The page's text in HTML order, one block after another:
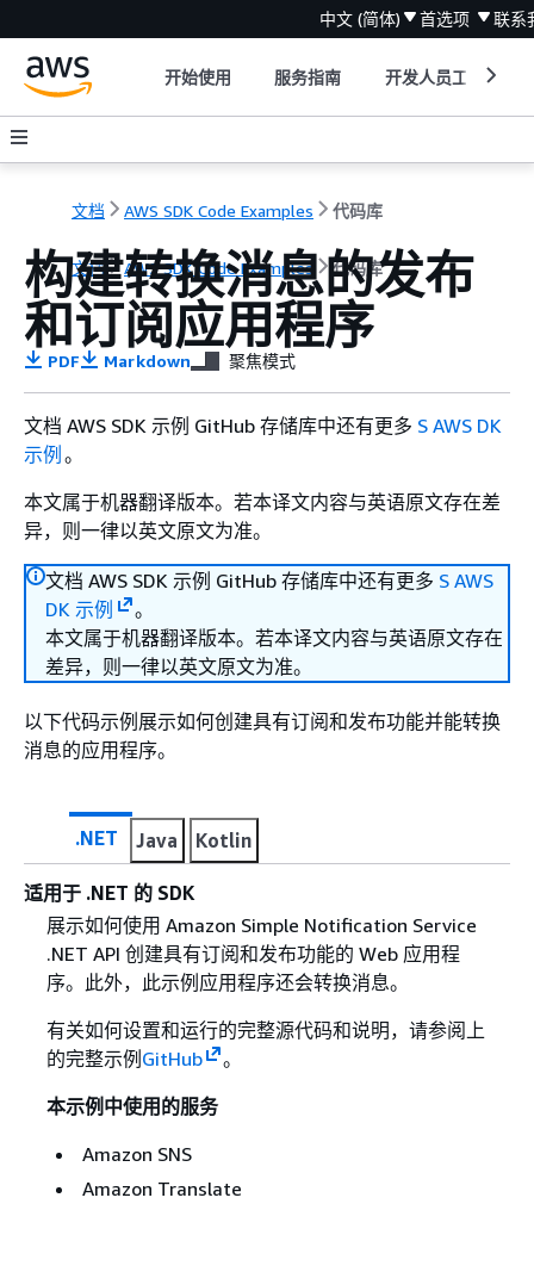
中文 (简体) 首选项 联系
开始使用 服务指南 开发人员工具
文档 AWS SDK Code Examples 代码库
文档 AWS SDK Code Examples 代码库
构建转换消息的发布
和订阅应用程序
PDF Markdown 聚焦模式
文档 AWS SDK 示例 GitHub 存储库中还有更多 S AWS DK
示例 。
本文属于机器翻译版本。若本译文内容与英语原文存在差
异，则一律以英文原文为准。
文档 AWS SDK 示例 GitHub 存储库中还有更多 S AWS
DK 示例
。
本文属于机器翻译版本。若本译文内容与英语原文存在
差异，则一律以英文原文为准。
以下代码示例展示如何创建具有订阅和发布功能并能转换
消息的应用程序。
.NET Java Kotlin
适用于 .NET 的 SDK
展示如何使用 Amazon Simple Notification Service
.NET API 创建具有订阅和发布功能的 Web 应用程
序。此外，此示例应用程序还会转换消息。
有关如何设置和运行的完整源代码和说明，请参阅上
的完整示例 GitHub
。
本示例中使用的服务
Amazon SNS
Amazon Translate